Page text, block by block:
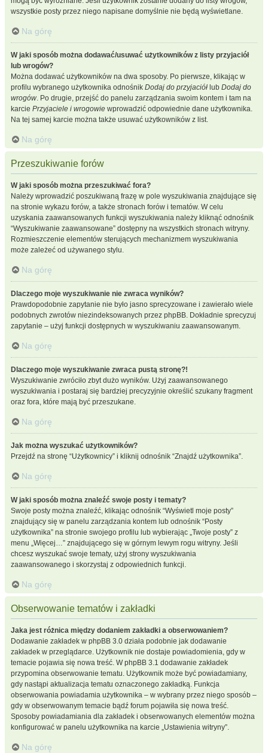
wszystkie posty przez niego napisane domyślnie nie będą wyświetlane.
Na górę
W jaki sposób można dodawać/usuwać użytkowników z listy przyjaciół
lub wrogów?
Można dodawać użytkowników na dwa sposoby. Po pierwsze, klikając w
profilu wybranego użytkownika odnośnik Dodaj do przyjaciół lub Dodaj do
wrogów. Po drugie, przejść do panelu zarządzania swoim kontem i tam na
karcie Przyjaciele i wrogowie wprowadzić odpowiednie dane użytkownika.
Na tej samej karcie można także usuwać użytkowników z list.
Na górę
Przeszukiwanie forów
W jaki sposób można przeszukiwać fora?
Należy wprowadzić poszukiwaną frazę w pole wyszukiwania znajdujące się
na stronie wykazu forów, a także stronach forów i tematów. W celu
uzyskania zaawansowanych funkcji wyszukiwania należy kliknąć odnośnik
“Wyszukiwanie zaawansowane” dostępny na wszystkich stronach witryny.
Rozmieszczenie elementów sterujących mechanizmem wyszukiwania
może zależeć od używanego stylu.
Na górę
Dlaczego moje wyszukiwanie nie zwraca wyników?
Prawdopodobnie zapytanie nie było jasno sprecyzowane i zawierało wiele
podobnych zwrotów niezindeksowanych przez phpBB. Dokładnie sprecyzuj
zapytanie – użyj funkcji dostępnych w wyszukiwaniu zaawansowanym.
Na górę
Dlaczego moje wyszukiwanie zwraca pustą stronę?!
Wyszukiwanie zwróciło zbyt dużo wyników. Użyj zaawansowanego
wyszukiwania i postaraj się bardziej precyzyjnie określić szukany fragment
oraz fora, które mają być przeszukane.
Na górę
Jak można wyszukać użytkowników?
Przejdź na stronę “Użytkownicy” i kliknij odnośnik “Znajdź użytkownika”.
Na górę
W jaki sposób można znaleźć swoje posty i tematy?
Swoje posty można znaleźć, klikając odnośnik “Wyświetl moje posty”
znajdujący się w panelu zarządzania kontem lub odnośnik “Posty
użytkownika” na stronie swojego profilu lub wybierając „Twoje posty” z
menu „Więcej…” znajdującego się w górnym lewym rogu witryny. Jeśli
chcesz wyszukać swoje tematy, użyj strony wyszukiwania
zaawansowanego i skorzystaj z odpowiednich funkcji.
Na górę
Obserwowanie tematów i zakładki
Jaka jest różnica między dodaniem zakładki a obserwowaniem?
Dodawanie zakładek w phpBB 3.0 działa podobnie jak dodawanie
zakładek w przeglądarce. Użytkownik nie dostaje powiadomienia, gdy w
temacie pojawia się nowa treść. W phpBB 3.1 dodawanie zakładek
przypomina obserwowanie tematu. Użytkownik może być powiadamiany,
gdy nastąpi aktualizacja tematu oznaczonego zakładką. Funkcja
obserwowania powiadamia użytkownika – w wybrany przez niego sposób –
gdy w obserwowanym temacie bądź forum pojawiła się nowa treść.
Sposoby powiadamiania dla zakładek i obserwowanych elementów można
konfigurować w panelu użytkownika na karcie „Ustawienia witryny”.
Na górę